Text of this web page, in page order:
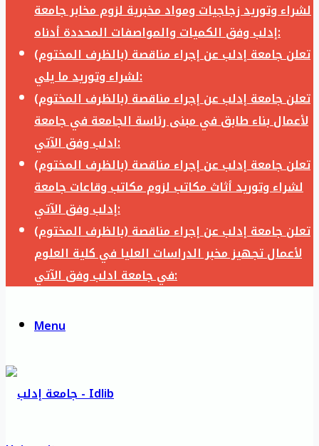
لشراء وتوريد زجاجيات ومواد مخبرية لزوم مخابر جامعة
إدلب وفق الكميات والمواصفات المحددة أدناه:
تعلن جامعة إدلب عن إجراء مناقصة (بالظرف المختوم)
لشراء وتوريد ما يلي:
تعلن جامعة إدلب عن إجراء مناقصة (بالظرف المختوم)
لأعمال بناء طابق في مبنى رئاسة الجامعة في جامعة
ادلب وفق الآتي:
تعلن جامعة إدلب عن إجراء مناقصة (بالظرف المختوم)
لشراء وتوريد أثاث مكاتب لزوم مكاتب وقاعات جامعة
إدلب وفق الآتي:
تعلن جامعة إدلب عن إجراء مناقصة (بالظرف المختوم)
لأعمال تجهيز مخبر الدراسات العليا في كلية العلوم
في جامعة ادلب وفق الآتي:
Menu